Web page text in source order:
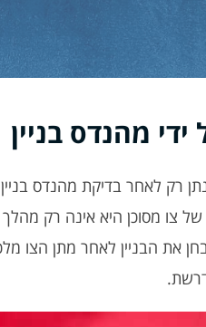
מהנדס בניין
רק לאחר בדיקת מהנדס
צו מסוכן היא אינה רק
הבניין לאחר מתן הצו